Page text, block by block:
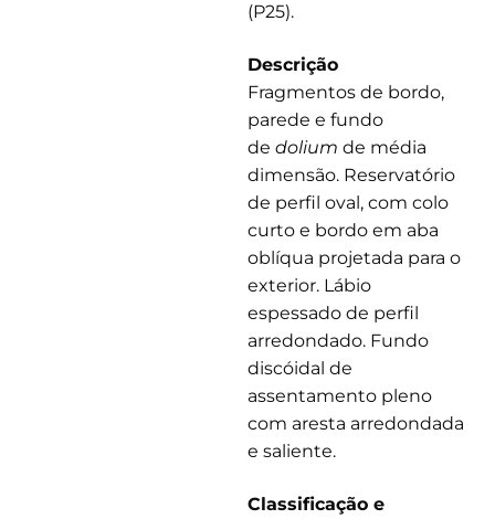
(P25).
Descrição
Fragmentos de bordo,
parede e fundo
de dolium de média
dimensão. Reservatório
de perfil oval, com colo
curto e bordo em aba
oblíqua projetada para o
exterior. Lábio
espessado de perfil
arredondado. Fundo
discóidal de
assentamento pleno
com aresta arredondada
e saliente.
Classificação e